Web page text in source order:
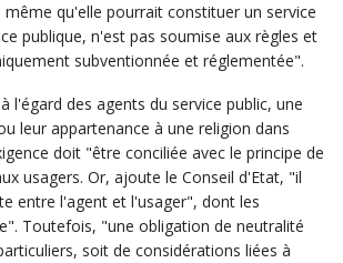
qu'elle pourrait constituer un service
publique, n'est pas soumise aux règles et
subventionnée et réglementée".
l'égard des agents du service public, une
leur appartenance à une religion dans
doit "être conciliée avec le principe de
usagers. Or, ajoute le Conseil d'Etat, "il
entre l'agent et l'usager", dont les
Toutefois, "une obligation de neutralité
soit de considérations liées à